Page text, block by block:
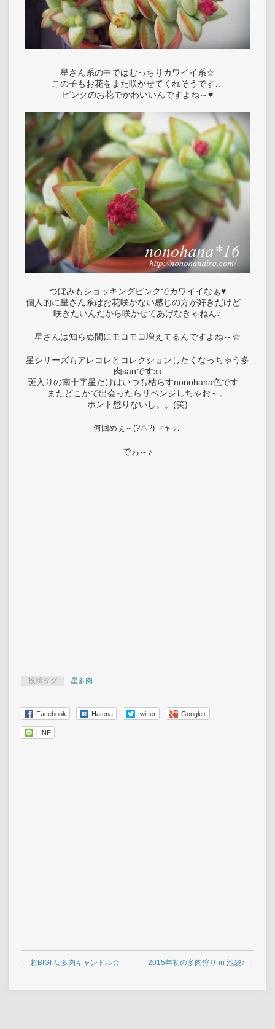
星さん系の中ではむっちりカワイイ系☆
この子もお花をまた咲かせてくれそうです…
ピンクのお花でかわいいんですよね～♥
つぼみもショッキングピンクでカワイイなぁ♥
個人的に星さん系はお花咲かない感じの方が好きだけど…
咲きたいんだから咲かせてあげなきゃねん♪
星さんは知らぬ間にモコモコ増えてるんですよね～☆
星シリーズもアレコレとコレクションしたくなっちゃう多
肉sanですзз
斑入りの南十字星だけはいつも枯らすnonohana色です…
またどこかで出会ったらリベンジしちゃお～。
ホント懲りないし。。(笑)
何回めぇ～(?△?) ドキッ..
でゎ～♪
投稿タグ 星多肉
Facebook Hatena twitter Google+
LINE
← 超BIG! な多肉キャンドル☆ 2015年初の多肉狩り in 池袋♪ →